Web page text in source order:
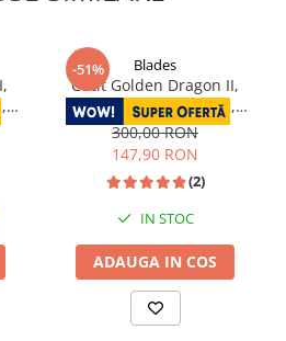
-51% Blades
Cutit Golden Dragon II,
Bucatarie & Camping,
Finisaj Hammered, Otel
7Cr17, Maner Lemn
Rosewood, 27.5 cm
300,00 RON
147,90 RON
(2)
IN STOC
ADAUGA IN COS